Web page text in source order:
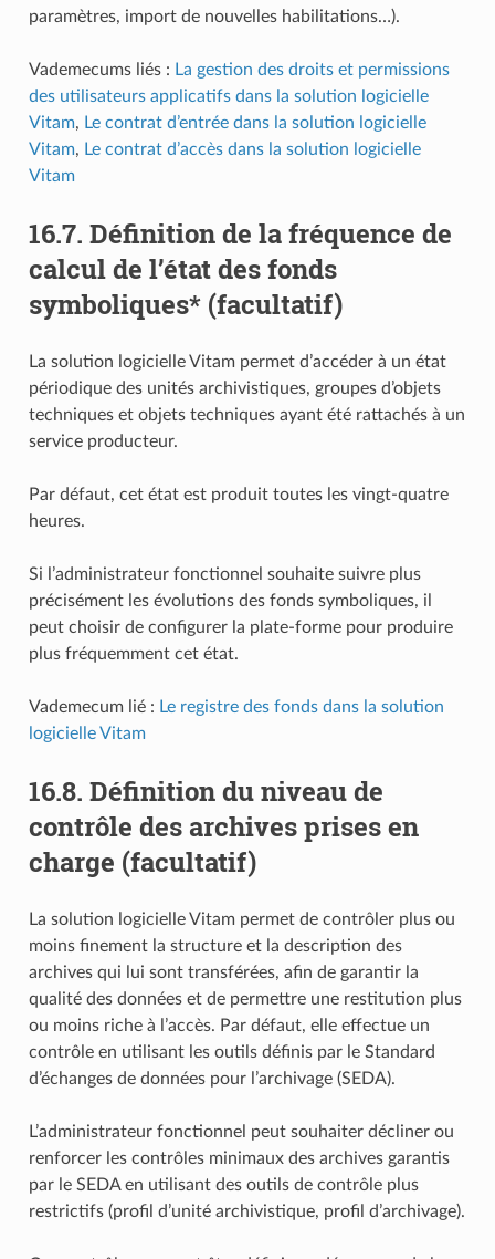
paramètres, import de nouvelles habilitations…).
Vademecums liés : La gestion des droits et permissions
des utilisateurs applicatifs dans la solution logicielle
Vitam, Le contrat d’entrée dans la solution logicielle
Vitam, Le contrat d’accès dans la solution logicielle
Vitam
16.7. Définition de la fréquence de
calcul de l’état des fonds
symboliques* (facultatif)
La solution logicielle Vitam permet d’accéder à un état
périodique des unités archivistiques, groupes d’objets
techniques et objets techniques ayant été rattachés à un
service producteur.
Par défaut, cet état est produit toutes les vingt-quatre
heures.
Si l’administrateur fonctionnel souhaite suivre plus
précisément les évolutions des fonds symboliques, il
peut choisir de configurer la plate-forme pour produire
plus fréquemment cet état.
Vademecum lié : Le registre des fonds dans la solution
logicielle Vitam
16.8. Définition du niveau de
contrôle des archives prises en
charge (facultatif)
La solution logicielle Vitam permet de contrôler plus ou
moins finement la structure et la description des
archives qui lui sont transférées, afin de garantir la
qualité des données et de permettre une restitution plus
ou moins riche à l’accès. Par défaut, elle effectue un
contrôle en utilisant les outils définis par le Standard
d’échanges de données pour l’archivage (SEDA).
L’administrateur fonctionnel peut souhaiter décliner ou
renforcer les contrôles minimaux des archives garantis
par le SEDA en utilisant des outils de contrôle plus
restrictifs (profil d’unité archivistique, profil d’archivage).